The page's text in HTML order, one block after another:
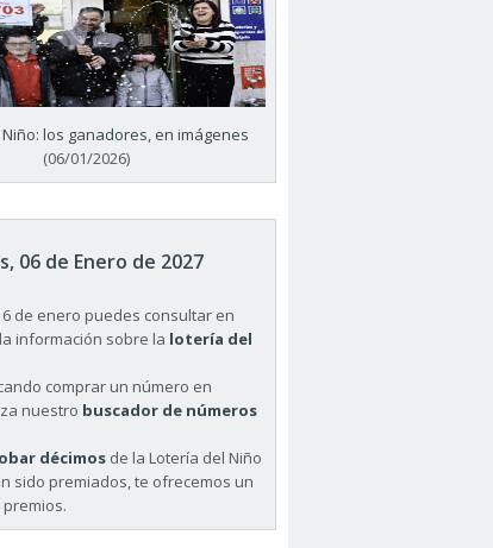
los ganadores, en imágenes
(06/01/2026)
06 de Enero de 2027
de enero puedes consultar en
información sobre la lotería del
comprar un número en
nuestro buscador de números
décimos de la Lotería del Niño
sido premiados, te ofrecemos un